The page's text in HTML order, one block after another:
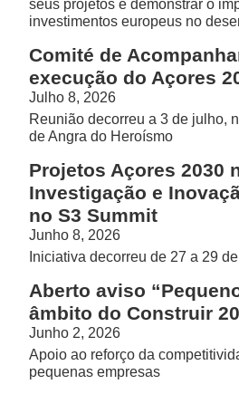
seus projetos e demonstrar o
investimentos europeus no
Comité de
execução do Açores
Julho 8, 2026
Reunião decorreu a 3 de julho,
de Angra do Heroísmo
Projetos Açores 2030
Investigação e
no S3 Summit
Junho 8, 2026
Iniciativa decorreu de 27 a 29
Aberto aviso
âmbito do Construir
Junho 2, 2026
Apoio ao reforço da
pequenas empresas